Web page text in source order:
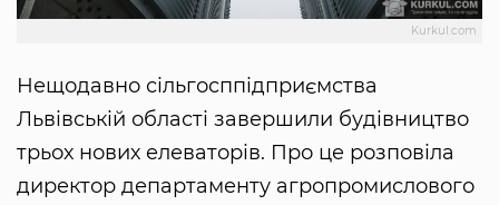
Kurkul.com
Нещодавно сільгосппідприємства
Львівській області завершили будівництво
трьох нових елеваторів. Про це розповіла
директор департаменту агропромислового